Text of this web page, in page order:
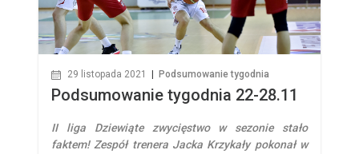
29 listopada 2021 Podsumowanie tygodnia
Podsumowanie tygodnia 22-28.11
II liga Dziewiąte zwycięstwo w sezonie stało
faktem! Zespół trenera Jacka Krzykały pokonał w